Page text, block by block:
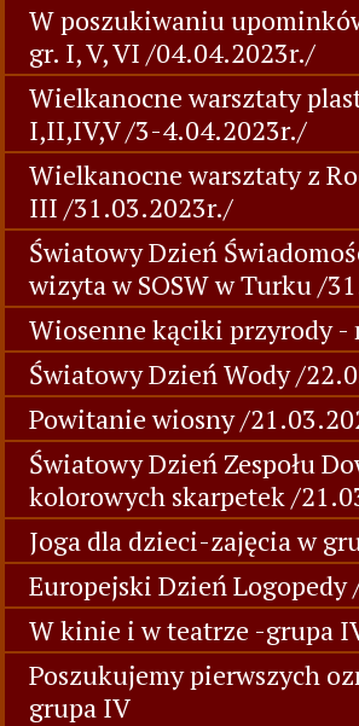
W poszukiwaniu
gr. I, V, VI /04.04.2023r./
Wielkanocne warsztaty
I,II,IV,V /3-4.04.2023r./
Wielkanocne warsztaty z
III /31.03.2023r./
Światowy Dzień
wizyta w SOSW w Turku /
Wiosenne kąciki przyrody -
Światowy Dzień Wody /
Powitanie wiosny /
Światowy Dzień Zespołu
kolorowych skarpetek /
Joga dla dzieci-zajęcia w
Europejski Dzień
W kinie i w teatrze -grupa
Poszukujemy pierwszych
grupa IV